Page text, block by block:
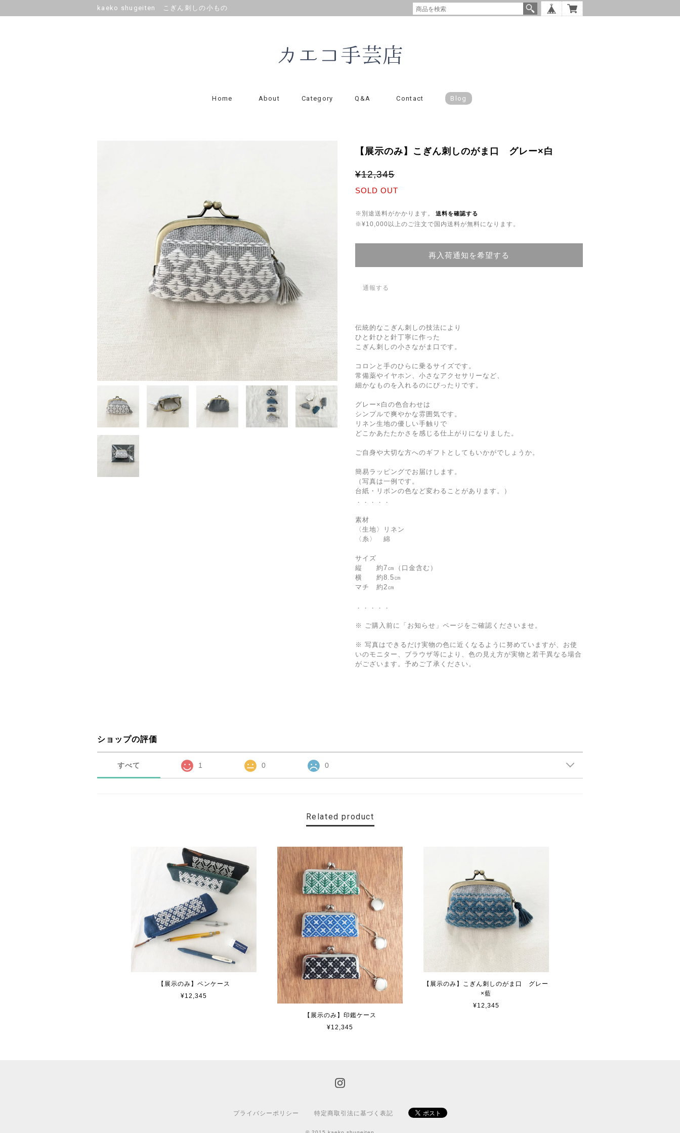
kaeko shugeiten こぎん刺しの小もの
Home About Category Q&A Contact Blog
【展示のみ】こぎん刺しのがま口 グレー×白
¥12,345
SOLD OUT
※別途送料がかかります。 送料を確認する
※¥10,000以上のご注文で国内送料が無料になります。
再入荷通知を希望する
通報する
伝統的なこぎん刺しの技法により
ひと針ひと針丁寧に作った
こぎん刺しの小さながま口です。
コロンと手のひらに乗るサイズです。
常備薬やイヤホン、小さなアクセサリーなど、
細かなものを入れるのにぴったりです。
グレー×白の色合わせは
シンプルで爽やかな雰囲気です。
リネン生地の優しい手触りで
どこかあたたかさを感じる仕上がりになりました。
ご自身や大切な方へのギフトとしてもいかがでしょうか。
簡易ラッピングでお届けします。
（写真は一例です。
台紙・リボンの色など変わることがあります。）
．．．．．
素材
〈生地〉リネン
〈糸〉 綿
サイズ
縦 約7㎝（口金含む）
横 約8.5㎝
マチ 約2㎝
．．．．．
※ ご購入前に「お知らせ」ページをご確認くださいませ。
※ 写真はできるだけ実物の色に近くなるように努めていますが、お使
いのモニター、ブラウザ等により、色の見え方が実物と若干異なる場合
がございます。予めご了承ください。
ショップの評価
すべて 1 0 0
Related product
【展示のみ】ペンケース
¥12,345
【展示のみ】印鑑ケース
¥12,345
【展示のみ】こぎん刺しのがま口 グレー
×藍
¥12,345
プライバシーポリシー 特定商取引法に基づく表記